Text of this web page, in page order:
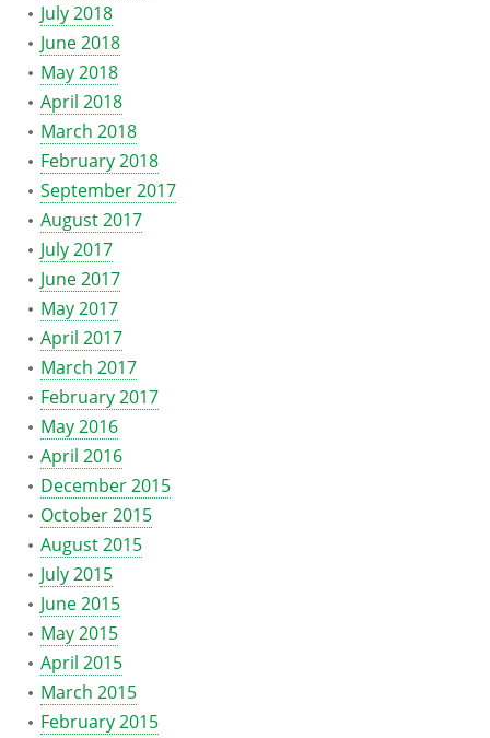
July 2018
June 2018
May 2018
April 2018
March 2018
February 2018
September 2017
August 2017
July 2017
June 2017
May 2017
April 2017
March 2017
February 2017
May 2016
April 2016
December 2015
October 2015
August 2015
July 2015
June 2015
May 2015
April 2015
March 2015
February 2015